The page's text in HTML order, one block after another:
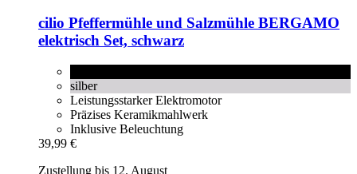
cilio Pfeffermühle und Salzmühle BERGAMO
elektrisch Set, schwarz
silber
Leistungsstarker Elektromotor
Präzises Keramikmahlwerk
Inklusive Beleuchtung
39,99 €
Zustellung bis 12. August